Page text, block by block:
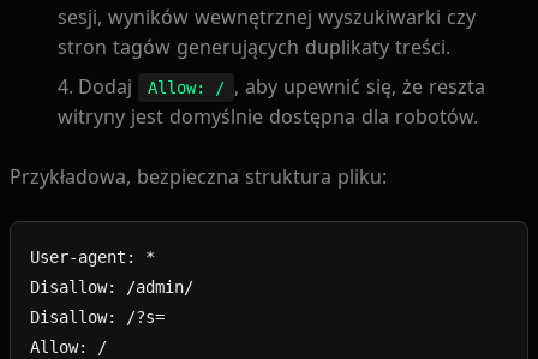
sesji, wyników wewnętrznej wyszukiwarki czy
stron tagów generujących duplikaty treści.
Dodaj
Allow: / , aby upewnić się, że reszta
witryny jest domyślnie dostępna dla robotów.
Przykładowa, bezpieczna struktura pliku:
User-agent: *
Disallow: /admin/
Disallow: /?s=
Allow: /